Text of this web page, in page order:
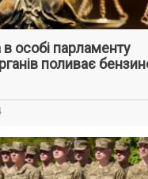
особі парламенту
поливає